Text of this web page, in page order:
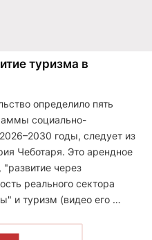
туризма в
определило пять
социально-
годы, следует из
Чеботаря. Это арендное
через
реального сектора
и туризм (видео его …